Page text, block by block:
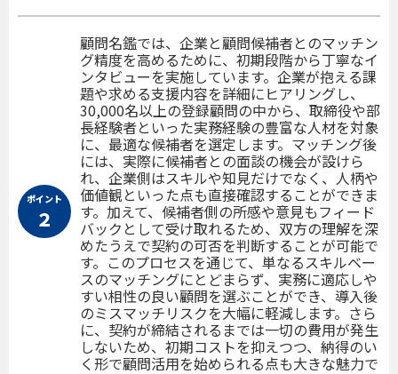
ポイント
２
顧問名鑑では、企業と顧問候補者とのマッチン
グ精度を高めるために、初期段階から丁寧なイ
ンタビューを実施しています。企業が抱える課
題や求める支援内容を詳細にヒアリングし、
30,000名以上の登録顧問の中から、取締役や部
長経験者といった実務経験の豊富な人材を対象
に、最適な候補者を選定します。マッチング後
には、実際に候補者との面談の機会が設けら
れ、企業側はスキルや知見だけでなく、人柄や
価値観といった点も直接確認することができま
す。加えて、候補者側の所感や意見もフィード
バックとして受け取れるため、双方の理解を深
めたうえで契約の可否を判断することが可能で
す。このプロセスを通じて、単なるスキルベー
スのマッチングにとどまらず、実務に適応しや
すい相性の良い顧問を選ぶことができ、導入後
のミスマッチリスクを大幅に軽減します。さら
に、契約が締結されるまでは一切の費用が発生
しないため、初期コストを抑えつつ、納得のい
く形で顧問活用を始められる点も大きな魅力で